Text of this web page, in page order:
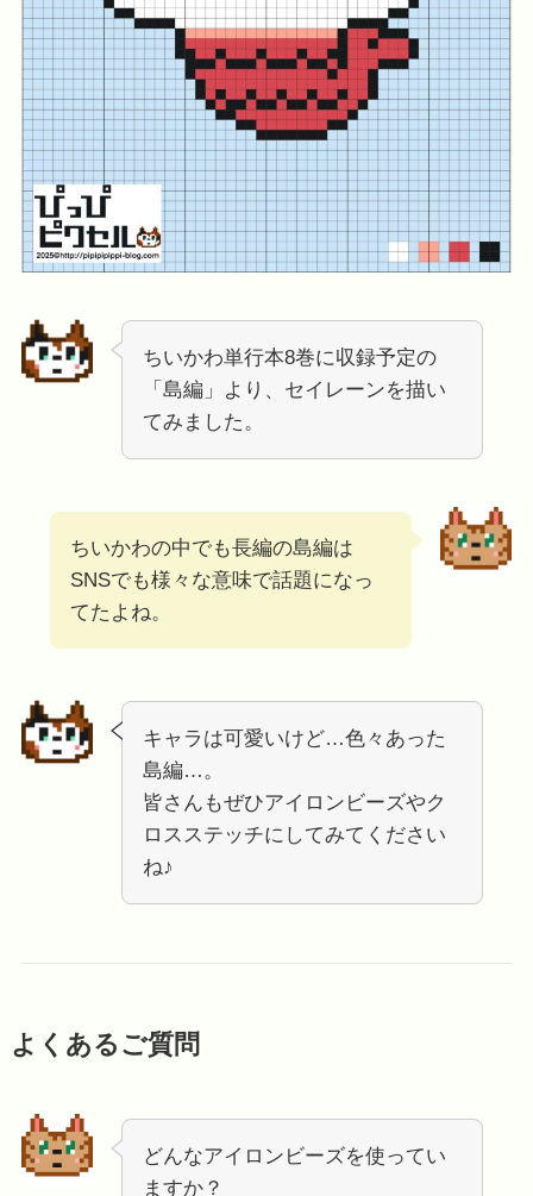
ちいかわ単行本8巻に収録予定の
「島編」より、セイレーンを描い
てみました。
ちいかわの中でも長編の島編は
SNSでも様々な意味で話題になっ
てたよね。
キャラは可愛いけど…色々あった
島編…。
皆さんもぜひアイロンビーズやク
ロスステッチにしてみてください
ね♪
よくあるご質問
どんなアイロンビーズを使ってい
ますか？